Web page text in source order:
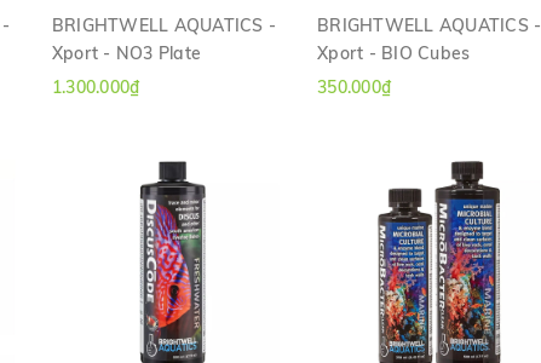
XEM NHANH
BRIGHTWELL AQUATICS -
Xport - NO3 Plate
1.300.000₫
BRIGHTWELL AQUATICS -
Xport - BIO Cubes
350.000₫